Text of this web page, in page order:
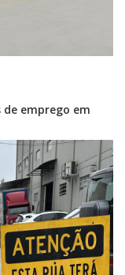
de emprego em